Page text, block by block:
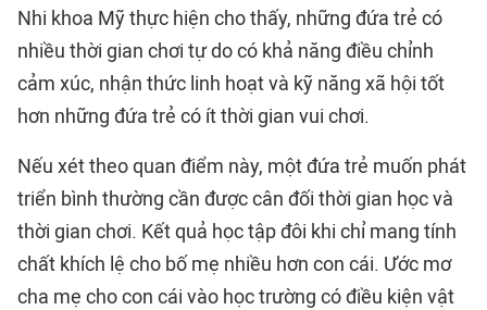
Nhi khoa Mỹ thực hiện cho thấy, những đứa trẻ có
nhiều thời gian chơi tự do có khả năng điều chỉnh
cảm xúc, nhận thức linh hoạt và kỹ năng xã hội tốt
hơn những đứa trẻ có ít thời gian vui chơi.
Nếu xét theo quan điểm này, một đứa trẻ muốn phát
triển bình thường cần được cân đối thời gian học và
thời gian chơi. Kết quả học tập đôi khi chỉ mang tính
chất khích lệ cho bố mẹ nhiều hơn con cái. Ước mơ
cha mẹ cho con cái vào học trường có điều kiện vật